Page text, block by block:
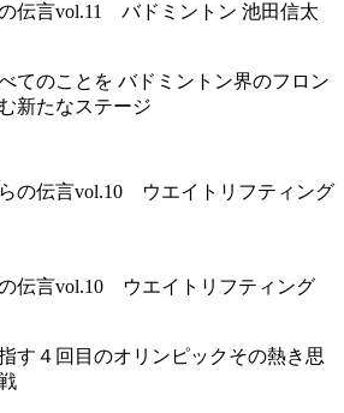
伝言vol.11 バドミントン 池田信太
てのことを バドミントン界のフロン
新たなステージ
伝言vol.10 ウエイトリフティング
す４回目のオリンピックその熱き思